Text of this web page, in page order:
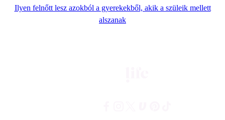
Ilyen felnőtt lesz azokból a gyerekekből, akik a szüleik mellett
alszanak